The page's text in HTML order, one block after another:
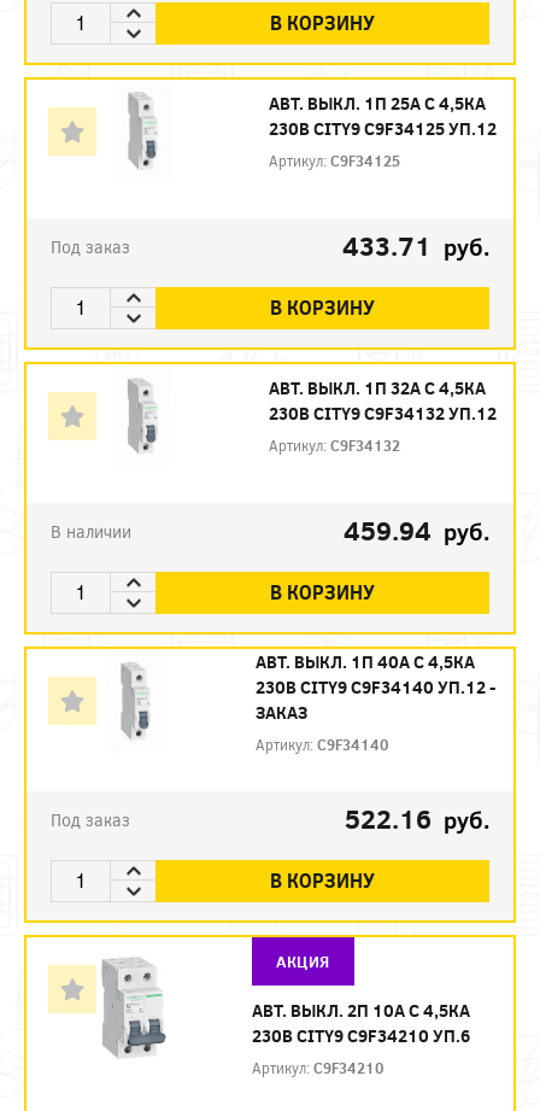
В КОРЗИНУ
АВТ. ВЫКЛ. 1П 25А С 4,5КА
230В CITY9 C9F34125 УП.12
Артикул:C9F34125
Под заказ 433.71 руб.
В КОРЗИНУ
АВТ. ВЫКЛ. 1П 32А С 4,5КА
230В CITY9 C9F34132 УП.12
Артикул:C9F34132
В наличии 459.94 руб.
В КОРЗИНУ
АВТ. ВЫКЛ. 1П 40А С 4,5КА
230В CITY9 C9F34140 УП.12 -
ЗАКАЗ
Артикул:C9F34140
Под заказ 522.16 руб.
В КОРЗИНУ
АКЦИЯ
АВТ. ВЫКЛ. 2П 10А С 4,5КА
230В CITY9 C9F34210 УП.6
Артикул:C9F34210